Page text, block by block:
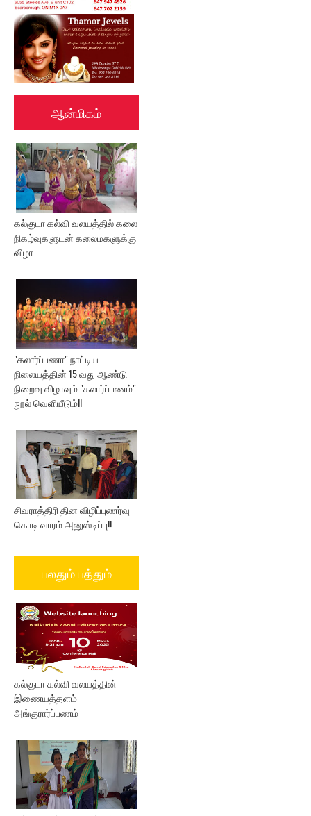
ஆன்மிகம்
கல்குடா கல்வி வலயத்தில் கலை
நிகழ்வுகளுடன் கலைமகளுக்கு
விழா
"கலார்ப்பணா" நாட்டிய
நிலையத்தின் 15 வது ஆண்டு
நிறைவு விழாவும் "கலார்ப்பணம்"
நூல் வெளியீடும்!!
சிவராத்திரி தின விழிப்புணர்வு
கொடி வாரம் அனுஸ்டிப்பு!!
பலதும் பத்தும்
கல்குடா கல்வி வலயத்தின்
இணையத்தளம்
அங்குரார்ப்பணம்